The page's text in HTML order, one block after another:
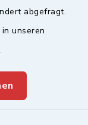
abgefragt.
unseren